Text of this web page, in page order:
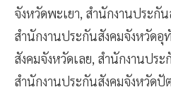
จังหวัดพะเยา, สำนักงานประกั
สำนักงานประกันสังคมจังหวัดอุ
สังคมจังหวัดเลย, สำนักงานปร
สำนักงานประกันสังคมจังหวัดปั